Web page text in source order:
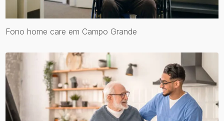
Fono home care em Campo Grande